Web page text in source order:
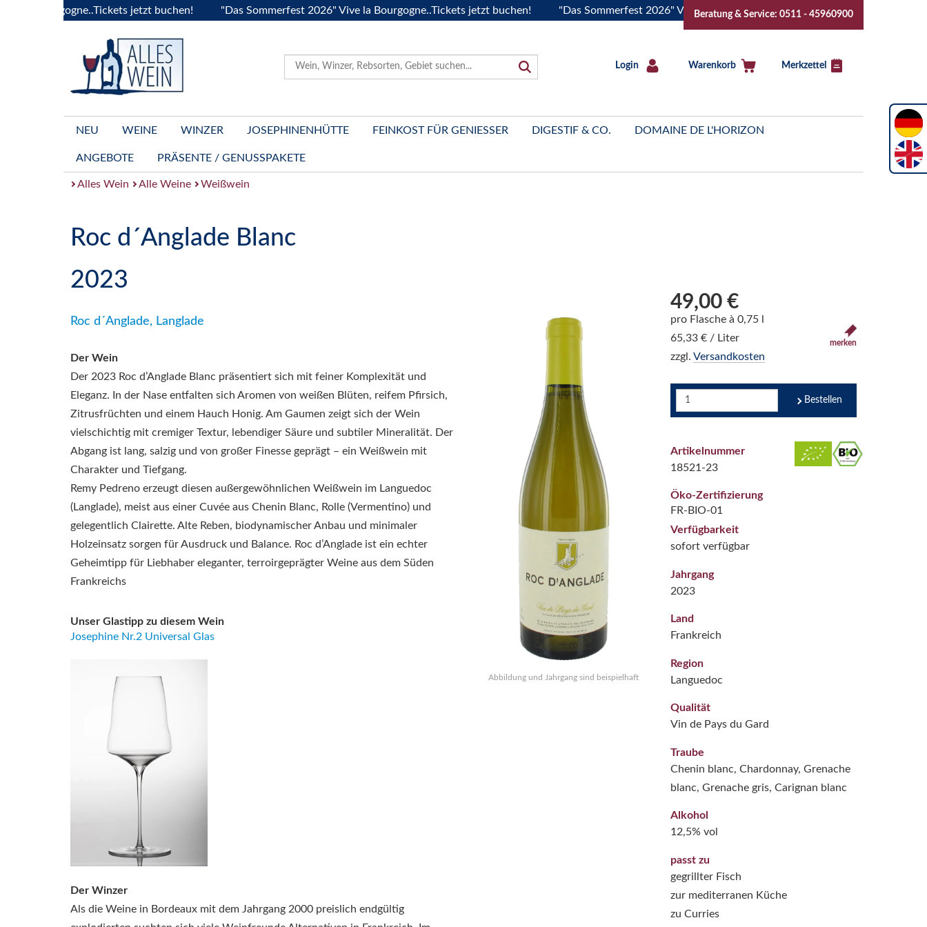
jetzt buchen! "Das Sommerfest 2026" Vive la Bourgogne..Tickets jetzt buchen! "Das Sommerfest 2026" Vive la Bourgogne..Tickets jetzt buchen!
Beratung & Service: 0511 - 45960900
Login Warenkorb Merkzettel
NEU WEINE WINZER JOSEPHINENHÜTTE FEINKOST FÜR GENIESSER DIGESTIF & CO. DOMAINE DE L'HORIZON
ANGEBOTE PRÄSENTE / GENUSSPAKETE
Alles Wein Alle Weine Weißwein
Roc d´Anglade Blanc
2023
Roc d´Anglade, Langlade
Der Wein
Der 2023 Roc d’Anglade Blanc präsentiert sich mit feiner Komplexität und
Eleganz. In der Nase entfalten sich Aromen von weißen Blüten, reifem Pfirsich,
Zitrusfrüchten und einem Hauch Honig. Am Gaumen zeigt sich der Wein
vielschichtig mit cremiger Textur, lebendiger Säure und subtiler Mineralität. Der
Abgang ist lang, salzig und von großer Finesse geprägt – ein Weißwein mit
Charakter und Tiefgang.
Remy Pedreno erzeugt diesen außergewöhnlichen Weißwein im Languedoc
(Langlade), meist aus einer Cuvée aus Chenin Blanc, Rolle (Vermentino) und
gelegentlich Clairette. Alte Reben, biodynamischer Anbau und minimaler
Holzeinsatz sorgen für Ausdruck und Balance. Roc d’Anglade ist ein echter
Geheimtipp für Liebhaber eleganter, terroirgeprägter Weine aus dem Süden
Frankreichs
Unser Glastipp zu diesem Wein
Josephine Nr.2 Universal Glas
Der Winzer
Als die Weine in Bordeaux mit dem Jahrgang 2000 preislich endgültig
Abbildung und Jahrgang sind beispielhaft
49,00 €
pro Flasche à 0,75 l
65,33 € / Liter
zzgl. Versandkosten
merken
Bestellen
Artikelnummer
18521-23
Öko-Zertifizierung
FR-BIO-01
Verfügbarkeit
sofort verfügbar
Jahrgang
2023
Land
Frankreich
Region
Languedoc
Qualität
Vin de Pays du Gard
Traube
Chenin blanc, Chardonnay, Grenache
blanc, Grenache gris, Carignan blanc
Alkohol
12,5% vol
passt zu
gegrillter Fisch
zur mediterranen Küche
zu Curries